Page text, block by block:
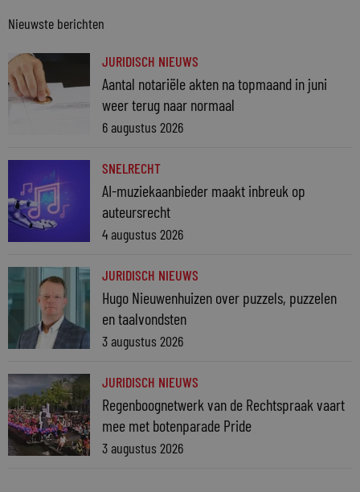
Nieuwste berichten
JURIDISCH NIEUWS
Aantal notariële akten na topmaand in juni
weer terug naar normaal
6 augustus 2026
SNELRECHT
AI-muziekaanbieder maakt inbreuk op
auteursrecht
4 augustus 2026
JURIDISCH NIEUWS
Hugo Nieuwenhuizen over puzzels, puzzelen
en taalvondsten
3 augustus 2026
JURIDISCH NIEUWS
Regenboognetwerk van de Rechtspraak vaart
mee met botenparade Pride
3 augustus 2026